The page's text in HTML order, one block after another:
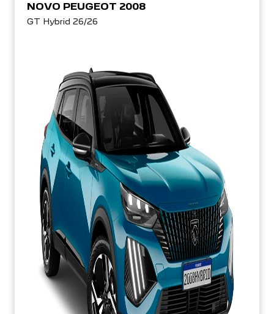
NOVO PEUGEOT 2008
GT Hybrid 26/26